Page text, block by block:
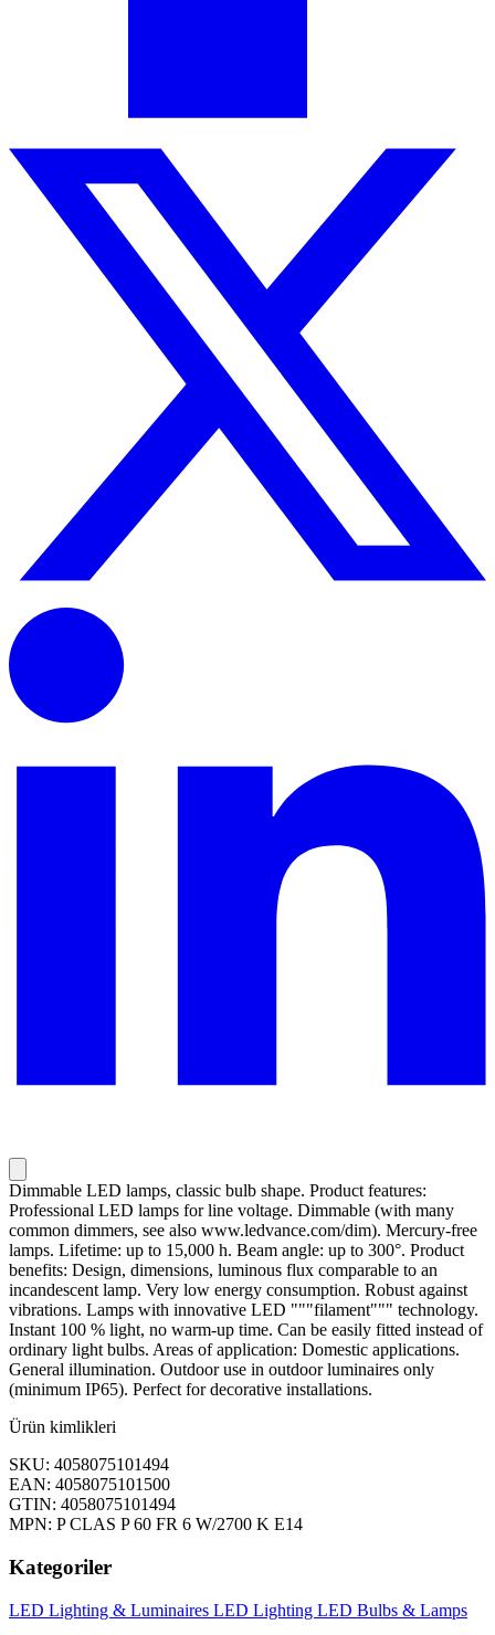
Dimmable LED lamps, classic bulb shape. Product features:
Professional LED lamps for line voltage. Dimmable (with many
common dimmers, see also www.ledvance.com/dim). Mercury-free
lamps. Lifetime: up to 15,000 h. Beam angle: up to 300°. Product
benefits: Design, dimensions, luminous flux comparable to an
incandescent lamp. Very low energy consumption. Robust against
vibrations. Lamps with innovative LED """filament""" technology.
Instant 100 % light, no warm-up time. Can be easily fitted instead of
ordinary light bulbs. Areas of application: Domestic applications.
General illumination. Outdoor use in outdoor luminaires only
(minimum IP65). Perfect for decorative installations.
Ürün kimlikleri
SKU: 4058075101494
EAN: 4058075101500
GTIN: 4058075101494
MPN: P CLAS P 60 FR 6 W/2700 K E14
Kategoriler
LED Lighting & Luminaires LED Lighting LED Bulbs & Lamps